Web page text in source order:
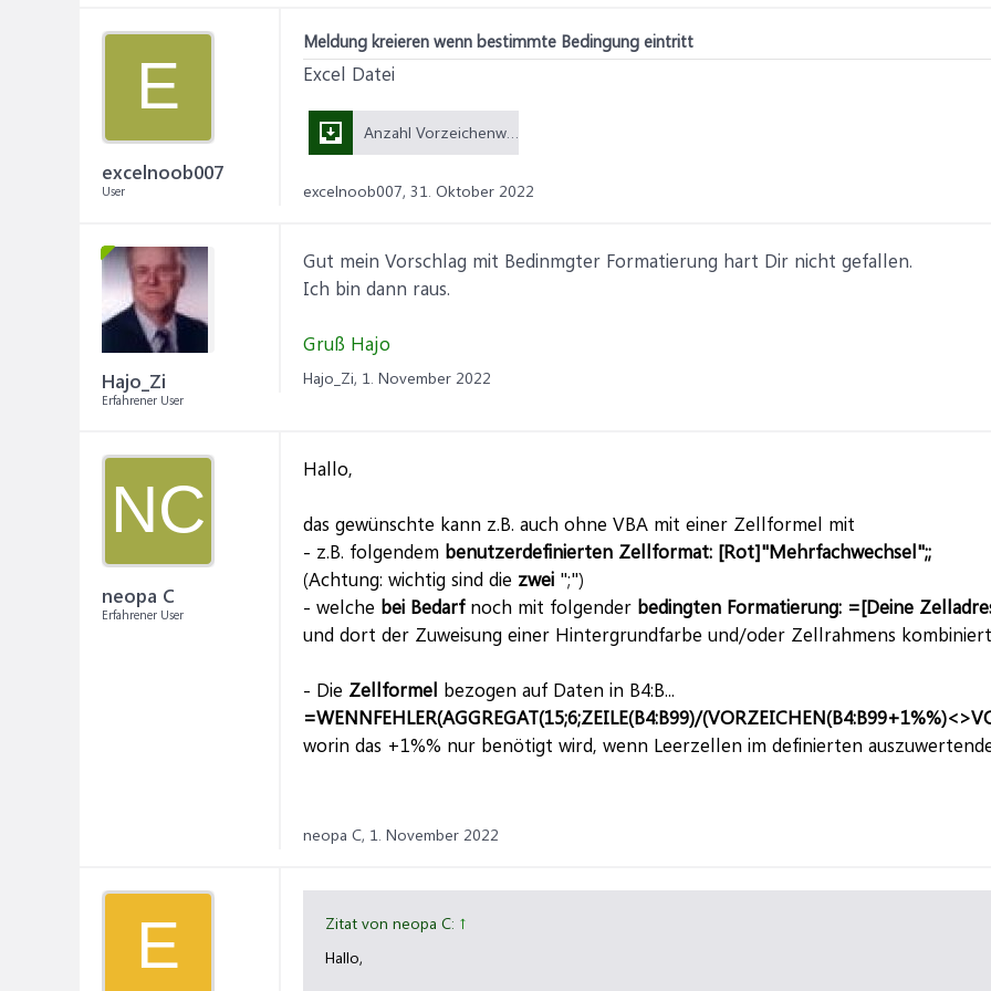
E
excelnoob007
User
Meldung kreieren wenn bestimmte Bedingung eintritt
Excel Datei
Anzahl Vorzeichenwechsel plus Meldung.xlsx (17,3 KB)
excelnoob007, 31. Oktober 2022
Hajo_Zi
Erfahrener User
Gut mein Vorschlag mit Bedinmgter Formatierung hart Dir nicht gefallen.
Ich bin dann raus.
Gruß Hajo
Hajo_Zi, 1. November 2022
NC
neopa C
Erfahrener User
Hallo,
das gewünschte kann z.B. auch ohne VBA mit einer Zellformel mit
- z.B. folgendem benutzerdefinierten Zellformat: [Rot]"Mehrfachwechsel";;
(Achtung: wichtig sind die zwei ";")
- welche bei Bedarfnoch mit folgender bedingten Formatierung: =[Deine
und dort der Zuweisung einer Hintergrundfarbe und/oder Zellrahmens
- Die Zellformel bezogen auf Daten in B4:B...
=WENNFEHLER(AGGREGAT(15;6;ZEILE(B4:B99)/
worin das +1%% nur benötigt wird, wenn Leerzellen im definierten
neopa C, 1. November 2022
E Zitat von neopa C: ↑
Hallo,